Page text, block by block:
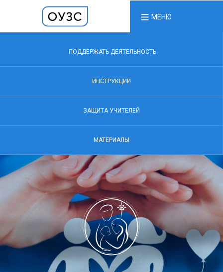
МЕНЮ
ПОДДЕРЖАТЬ ДЕЯТЕЛЬНОСТЬ
ИНСТРУКЦИИ
ЗАЩИТА УЧИТЕЛЕЙ
МАТЕРИАЛЫ